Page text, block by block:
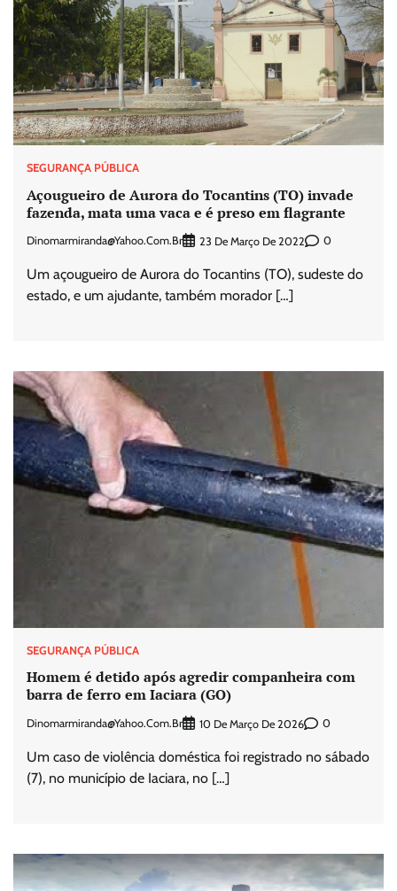
SEGURANÇA PÚBLICA
Açougueiro de Aurora do Tocantins (TO) invade
fazenda, mata uma vaca e é preso em flagrante
Dinomarmiranda@yahoo.com.br 23 De Março De 2022 0
Um açougueiro de Aurora do Tocantins (TO), sudeste do
estado, e um ajudante, também morador […]
SEGURANÇA PÚBLICA
Homem é detido após agredir companheira com
barra de ferro em Iaciara (GO)
Dinomarmiranda@yahoo.com.br 10 De Março De 2026 0
Um caso de violência doméstica foi registrado no sábado
(7), no município de Iaciara, no […]